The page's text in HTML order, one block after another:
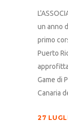
un anno
primo
Puerto
Game di
Canaria
27